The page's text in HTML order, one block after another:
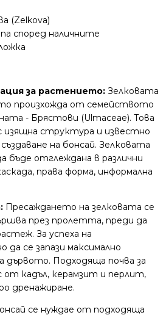
(Zelkova)
според наличните
за растението: Зелковата
произхожда от семейството
- Брястови (Ulmaceae). Това
изящна структура и известно
на бонсай. Зелковата
бъде отглеждана в различни
права форма, информална
Пресаждането на зелковата се
през пролетта, преди да
За успеха на
да се запази максимално
дървото. Подходяща почва за
от кадъл, керамзит и перлит,
дренажиране.
се нуждае от подходяща